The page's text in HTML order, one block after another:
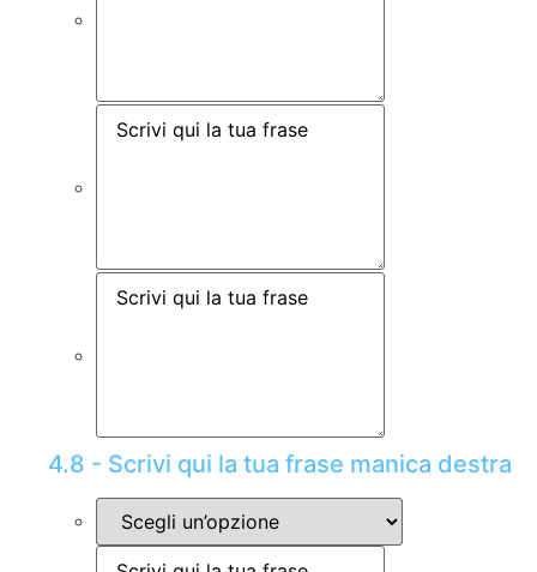
4.8 - Scrivi qui la tua frase manica destra